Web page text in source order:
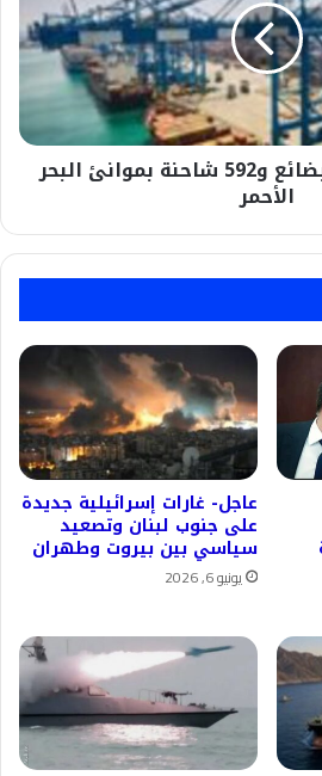
تداول 41 ألف طن بضائع و592 شاحنة بموانئ البحر
الأحمر
عاجل- غارات إسرائيلية جديدة
على جنوب لبنان وتصعيد
سياسي بين بيروت وطهران
يونيو 6, 2026